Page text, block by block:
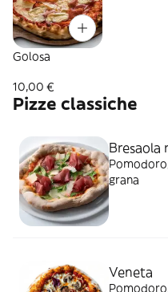
Golosa
10,00 €
Pizze classiche
Bresaola
grana
Veneta